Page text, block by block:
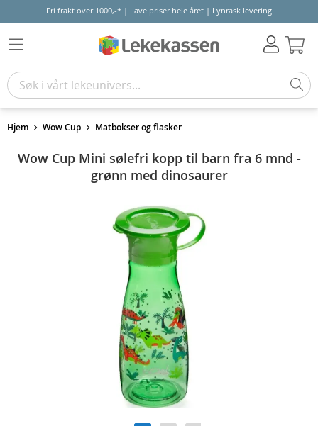
Fri frakt over 1000,-* | Lave priser hele året | Lynrask levering
Hjem Wow Cup Matbokser og flasker
Wow Cup Mini sølefri kopp til barn fra 6 mnd -
grønn med dinosaurer